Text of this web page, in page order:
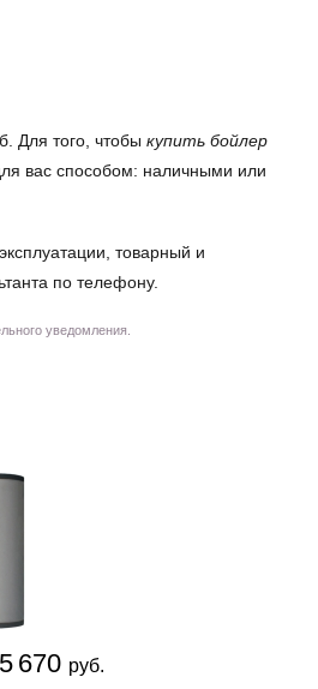
Для того, чтобы купить бойлер
вас способом: наличными или
товарный и
по телефону.
уведомления.
670 руб.